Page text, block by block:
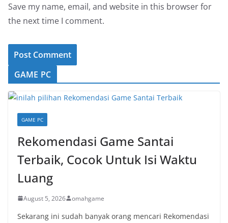
Save my name, email, and website in this browser for
the next time I comment.
GAME PC
GAME PC
Rekomendasi Game Santai
Terbaik, Cocok Untuk Isi Waktu
Luang
August 5, 2026 omahgame
Sekarang ini sudah banyak orang mencari Rekomendasi